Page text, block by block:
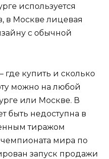
используется
в Москве лицевая
с обычной
купить и сколько
можно на любой
или Москве. В
быть недоступна в
тиражом
мира по
запуск продажи